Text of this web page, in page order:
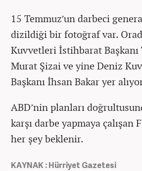
15 Temmuz’un darbeci
dizildiği bir fotoğraf var.
Kuvvetleri İstihbarat
Murat Şizai ve yine Deniz
Başkanı İhsan Bakar yer
ABD’nin planları
karşı darbe yapmaya çalışan
her şey beklenir.
KAYNAK : Hürriyet Gazetesi